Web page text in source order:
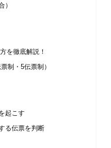
）
を徹底解説！
制・5伝票制）
起こす
る伝票を判断